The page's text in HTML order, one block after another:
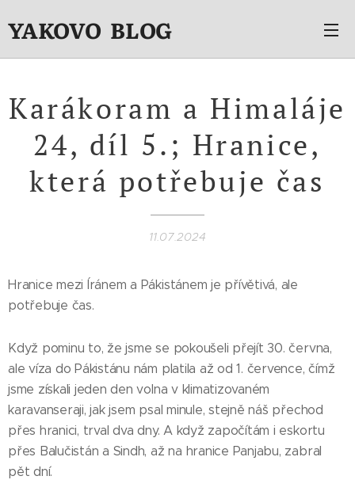
YAKOVO BLOG
Karákoram a Himaláje
24, díl 5.; Hranice,
která potřebuje čas
11.07.2024
Hranice mezi Íránem a Pákistánem je přívětivá, ale
potřebuje čas.
Když pominu to, že jsme se pokoušeli přejít 30. června,
ale víza do Pákistánu nám platila až od 1. července, čímž
jsme získali jeden den volna v klimatizovaném
karavanseraji, jak jsem psal minule, stejně náš přechod
přes hranici, trval dva dny. A když započítám i eskortu
přes Balučistán a Sindh, až na hranice Panjabu, zabral
pět dní.